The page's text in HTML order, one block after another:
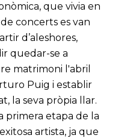
que vivia en
concerts es van
d’aleshores,
quedar-se a
matrimoni l'abril
Puig i establir
la seva pròpia llar.
primera etapa de la
artista, ja que